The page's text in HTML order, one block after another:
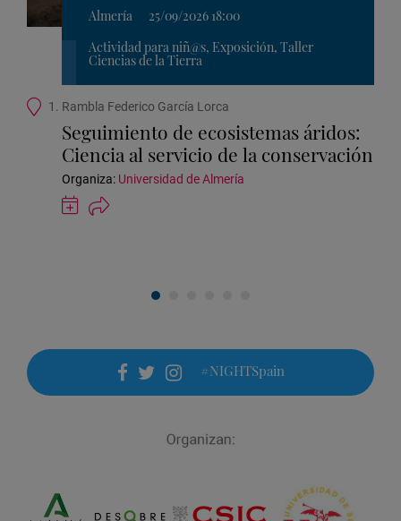
Almería
25/09/2026 18:00
Actividad para niñ@s, Exposición, Taller
Ciencias de la Tierra
Ubicación
actividad
1. Rambla Federico García Lorca
Seguimiento de ecosistemas áridos:
Ciencia al servicio de la conservación
Organiza: Universidad de Almería
Guardar
actividad
facebook
twitter
instagram
#NIGHTSpain